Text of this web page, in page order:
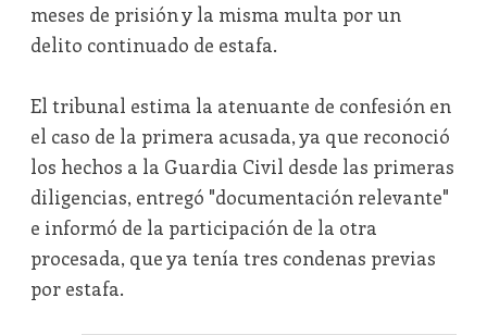
meses de prisión y la misma multa por un
delito continuado de estafa.
El tribunal estima la atenuante de confesión en
el caso de la primera acusada, ya que reconoció
los hechos a la Guardia Civil desde las primeras
diligencias, entregó "documentación relevante"
e informó de la participación de la otra
procesada, que ya tenía tres condenas previas
por estafa.